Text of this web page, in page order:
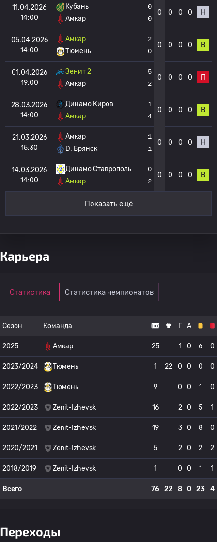
11.04.2026
14:00
Кубань
Амкар
0
0
0 0 0 0 Н
05.04.2026
14:00
Амкар
Тюмень
2
0
0 0 0 0 В
01.04.2026
19:00
Зенит 2
Амкар
5
2
0 0 0 0 П
28.03.2026
14:00
Динамо Киров
Амкар
1
4
0 0 0 0 В
21.03.2026
15:30
Амкар
D. Брянск
1
1
0 0 0 0 Н
14.03.2026
14:00
Динамо Ставрополь
Амкар
0
2
0 0 0 0 В
Показать ещё
Карьера
Статистика Статистика чемпионатов
Сезон Команда Г А
2025 Амкар 25 1 0 6 0
2023/2024 Тюмень 1 22 0 0 0 0
2022/2023 Тюмень 9 0 0 1 0
2022/2023 Zenit-Izhevsk 16 2 0 5 1
2021/2022 Zenit-Izhevsk 19 3 0 8 0
2020/2021 Zenit-Izhevsk 5 2 0 2 2
2018/2019 Zenit-Izhevsk 1 0 0 1 1
Всего 76 22 8 0 23 4
Переходы